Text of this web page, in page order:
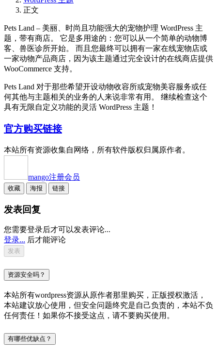
正文
Pets Land – 美丽、时尚且功能强大的宠物护理 WordPress 主
题，带有商店。 它是多用途的：您可以从一个简单的动物博
客、兽医诊所开始。 而且您最终可以拥有一家在线宠物店或
一家动物产品商店，因为该主题通过完全设计的在线商店提供
WooCommerce 支持。
Pets Land 对于那些希望开设动物收容所或宠物美容服务或任
何其他与主题相关的业务的人来说非常有用。 继续检查这个
具有无限自定义功能的灵活 WordPress 主题！
官方购买链接
本站所有资源收集自网络，所有软件版权归属原作者。
mango注册会员
收藏 海报 链接
发表回复
您需要登录后才可以发表评论...
登录... 后才能评论
资源安全吗？
本站所有wordpress资源从原作者那里购买，正版授权激活，
本站建议放心使用，但安全问题终究是自己负责的，本站不负
任何责任！如果你不接受这点，请不要购买使用。
有哪些优缺点？